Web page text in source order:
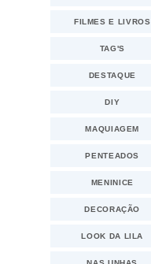
FILMES E LIVROS
TAG'S
DESTAQUE
DIY
MAQUIAGEM
PENTEADOS
MENINICE
DECORAÇÃO
LOOK DA LILA